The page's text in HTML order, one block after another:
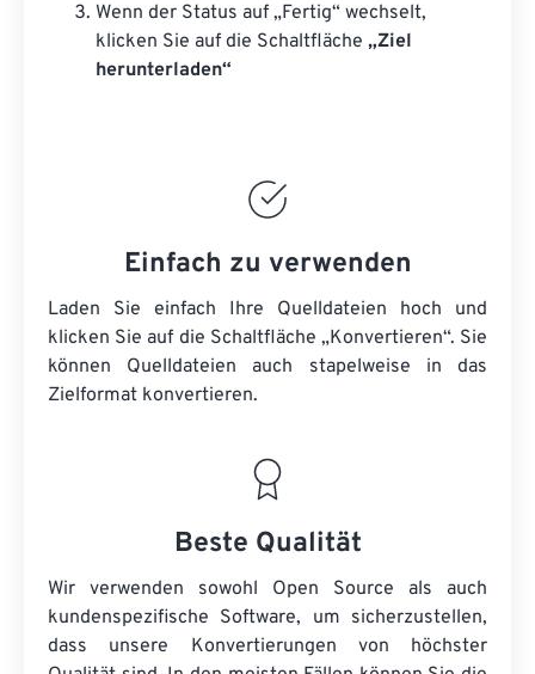
Wenn der Status auf „Fertig“ wechselt,
klicken Sie auf die Schaltfläche „Ziel
herunterladen“
Einfach zu verwenden
Laden Sie einfach Ihre Quelldateien hoch und
klicken Sie auf die Schaltfläche „Konvertieren“. Sie
können Quelldateien auch stapelweise in das
Zielformat konvertieren.
Beste Qualität
Wir verwenden sowohl Open Source als auch
kundenspezifische Software, um sicherzustellen,
dass unsere Konvertierungen von höchster